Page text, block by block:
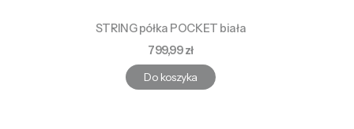
STRING półka POCKET biała
Cena
799,99 zł
Do koszyka